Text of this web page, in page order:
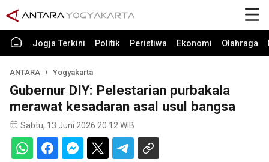
Jogja Terkini Politik Peristiwa Ekonomi Olahraga
ANTARA Yogyakarta
Gubernur DIY: Pelestarian purbakala
merawat kesadaran asal usul bangsa
Sabtu, 13 Juni 2026 20:12 WIB